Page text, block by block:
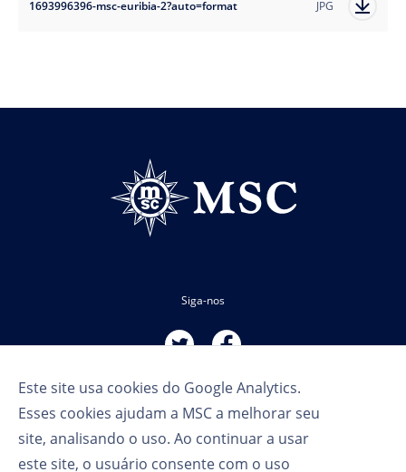
Este site usa cookies do Google Analytics.
Esses cookies ajudam a MSC a melhorar seu
site, analisando o uso. Ao continuar a usar
este site, o usuário consente com o uso
1693996396-msc-euribia-2?auto=format JPG
Siga-nos